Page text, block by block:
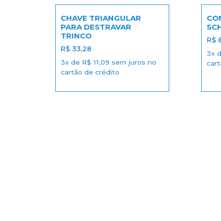
CHAVE TRIANGULAR
PARA DESTRAVAR
TRINCO
R$ 33,28
3x de R$ 11,09 sem juros no
cartão de crédito
R$
3x